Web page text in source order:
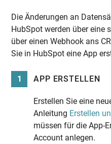
Die Änderungen an
HubSpot werden über eine
über einen Webhook ans
Sie in HubSpot eine App
1 APP ERSTELLEN
Erstellen Sie eine
Anleitung Erstellen
müssen für die App-
Account anlegen.